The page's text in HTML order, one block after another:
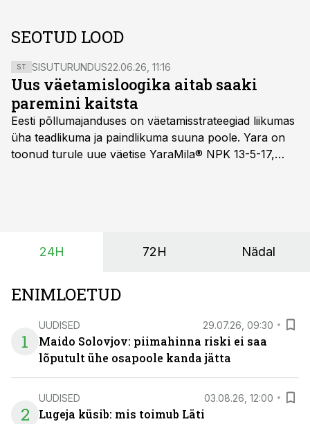
SEOTUD LOOD
ST SISUTURUNDUS22.06.26, 11:16
Uus väetamisloogika aitab saaki
paremini kaitsta
Eesti põllumajanduses on väetamisstrateegiad liikumas
üha teadlikuma ja paindlikuma suuna poole. Yara on
toonud turule uue väetise YaraMila® NPK 13-5-17,
24H 72H Nädal
ENIMLOETUD
1
UUDISED 29.07.26, 09:30
Maido Solovjov: piimahinna riski ei saa
lõputult ühe osapoole kanda jätta
2
UUDISED 03.08.26, 12:00
Lugeja küsib: mis toimub Läti